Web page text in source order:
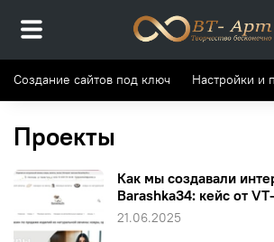
Создание сайтов под ключ Настройки и
Проекты
Как мы создавали
Barashka34: кейс от
21.06.2025